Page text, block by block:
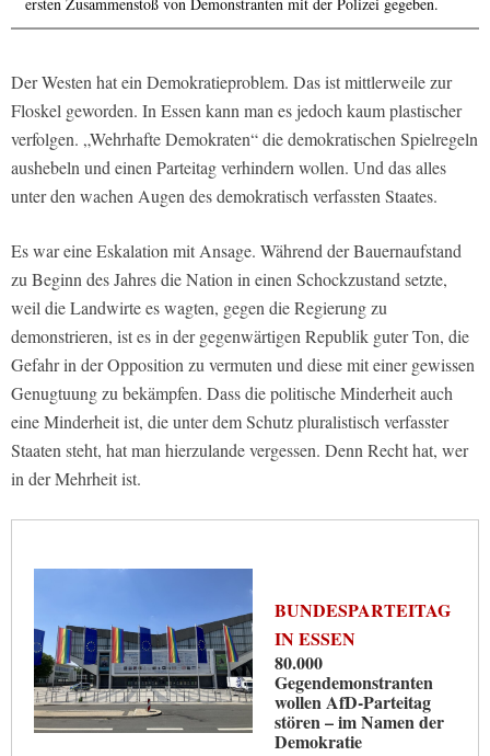
ersten Zusammenstoß von Demonstranten mit der Polizei gegeben.
Der Westen hat ein Demokratieproblem. Das ist mittlerweile zur
Floskel geworden. In Essen kann man es jedoch kaum plastischer
verfolgen. „Wehrhafte Demokraten“ die demokratischen Spielregeln
aushebeln und einen Parteitag verhindern wollen. Und das alles
unter den wachen Augen des demokratisch verfassten Staates.
Es war eine Eskalation mit Ansage. Während der Bauernaufstand
zu Beginn des Jahres die Nation in einen Schockzustand setzte,
weil die Landwirte es wagten, gegen die Regierung zu
demonstrieren, ist es in der gegenwärtigen Republik guter Ton, die
Gefahr in der Opposition zu vermuten und diese mit einer gewissen
Genugtuung zu bekämpfen. Dass die politische Minderheit auch
eine Minderheit ist, die unter dem Schutz pluralistisch verfasster
Staaten steht, hat man hierzulande vergessen. Denn Recht hat, wer
in der Mehrheit ist.
BUNDESPARTEITAG
IN ESSEN
80.000
Gegendemonstranten
wollen AfD-Parteitag
stören – im Namen der
Demokratie